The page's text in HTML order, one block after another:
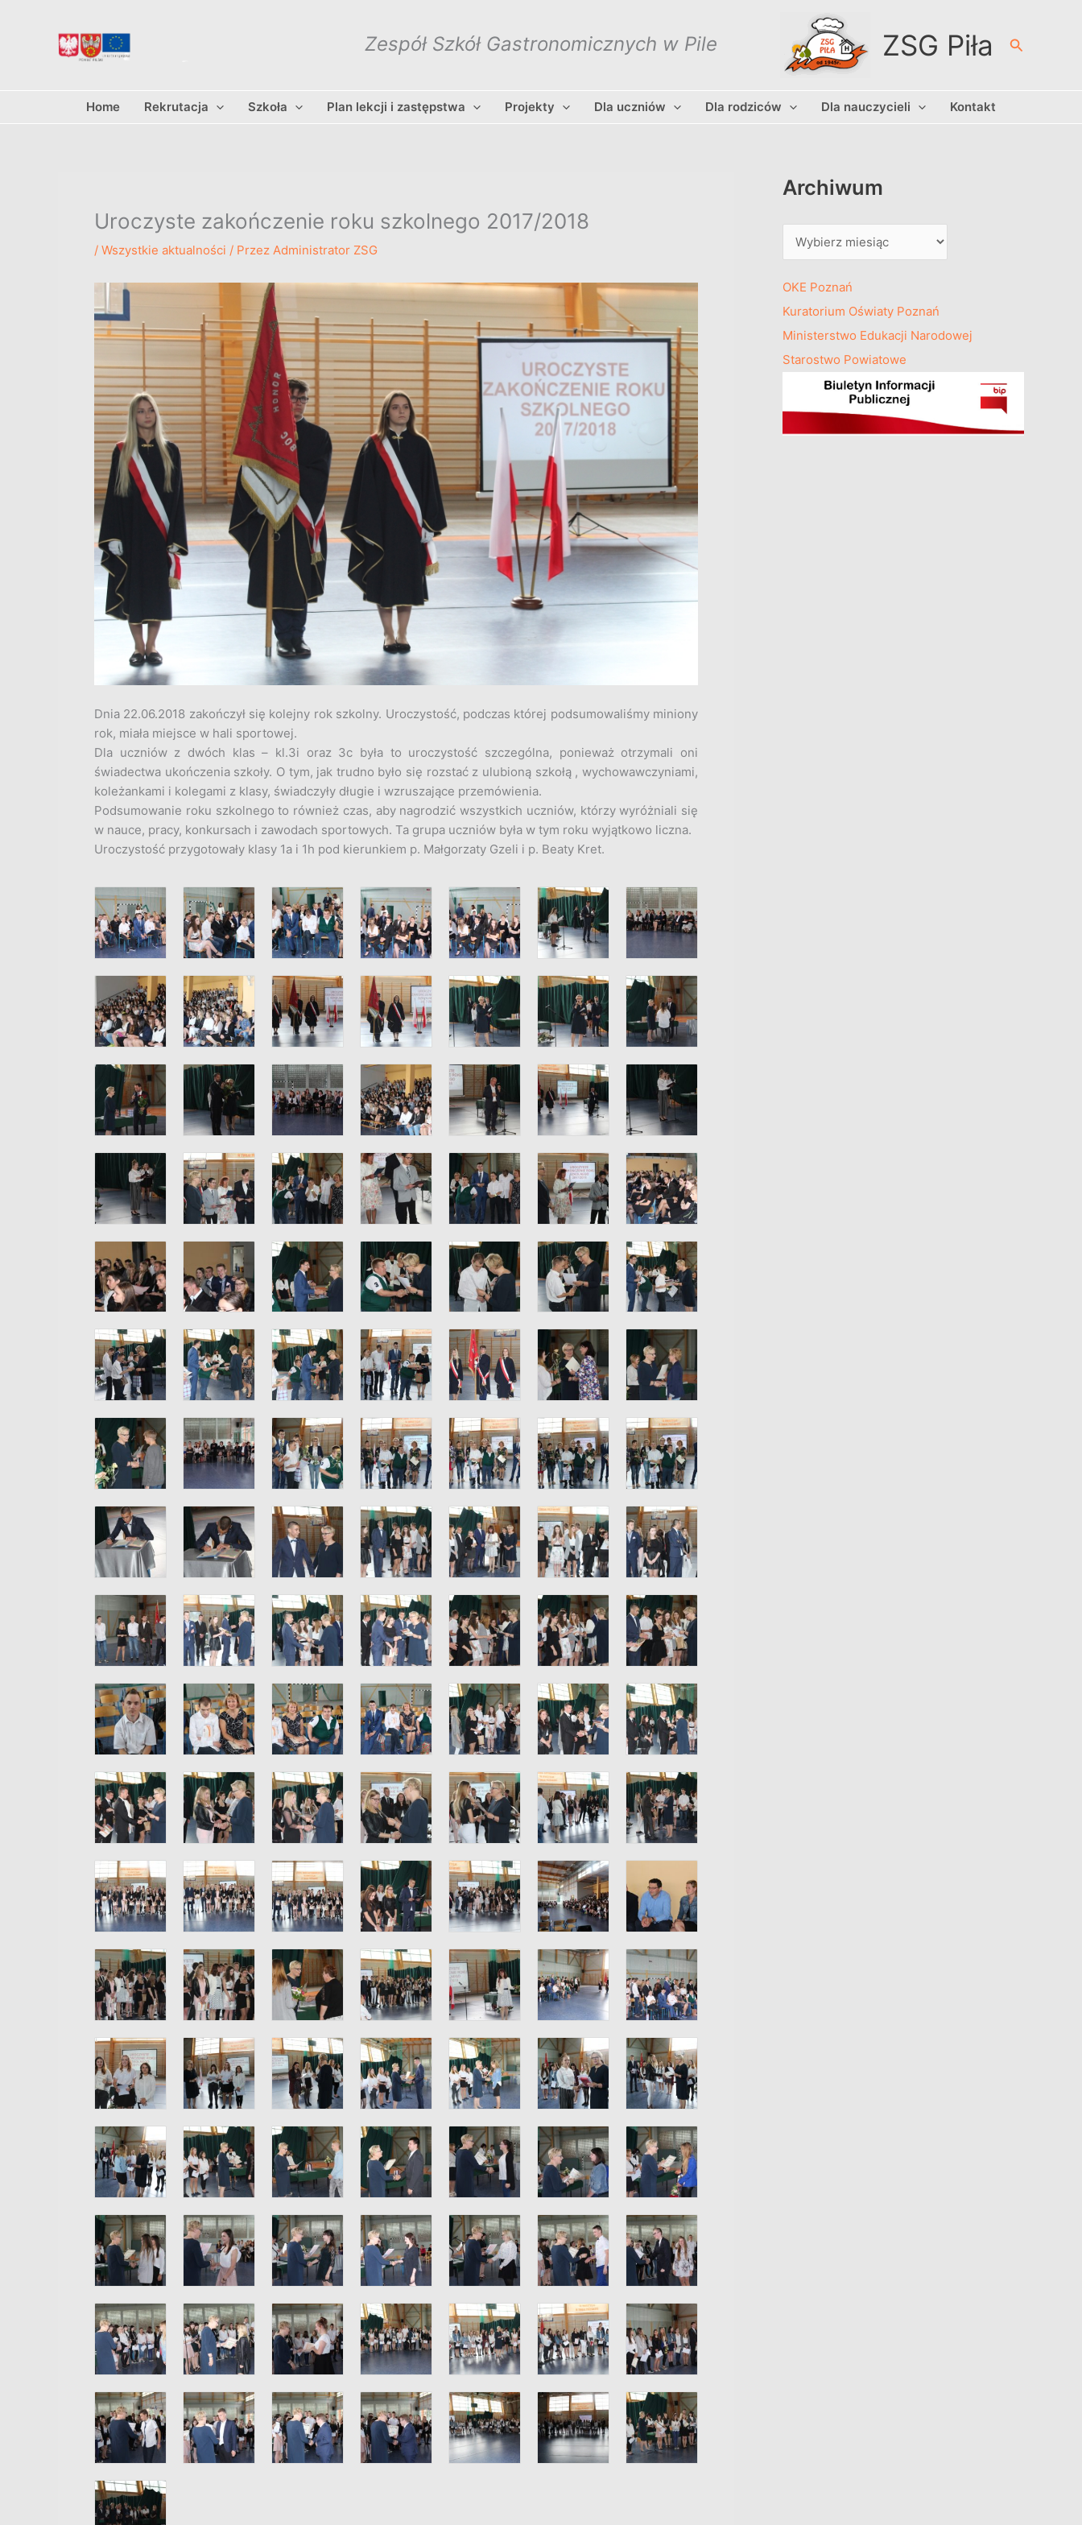
Zespół Szkół Gastronomicznych w Pile ZSG Piła Szukaj
Home Rekrutacja Szkoła Plan lekcji i zastępstwa Projekty Dla uczniów Dla rodziców Dla nauczycieli Kontakt
Uroczyste zakończenie roku szkolnego 2017/2018
/ Wszystkie aktualności / Przez Administrator ZSG
Dnia 22.06.2018 zakończył się kolejny rok szkolny. Uroczystość, podczas której podsumowaliśmy miniony
rok, miała miejsce w hali sportowej.
Dla uczniów z dwóch klas – kl.3i oraz 3c była to uroczystość szczególna, ponieważ otrzymali oni
świadectwa ukończenia szkoły. O tym, jak trudno było się rozstać z ulubioną szkołą , wychowawczyniami,
koleżankami i kolegami z klasy, świadczyły długie i wzruszające przemówienia.
Podsumowanie roku szkolnego to również czas, aby nagrodzić wszystkich uczniów, którzy wyróżniali się
w nauce, pracy, konkursach i zawodach sportowych. Ta grupa uczniów była w tym roku wyjątkowo liczna.
Uroczystość przygotowały klasy 1a i 1h pod kierunkiem p. Małgorzaty Gzeli i p. Beaty Kret.
Archiwum
m
OKE Poznań
Kuratorium Oświaty Poznań
Ministerstwo Edukacji Narodowej
Starostwo Powiatowe